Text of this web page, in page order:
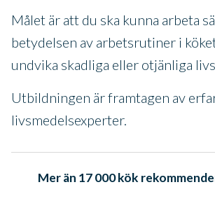
Målet är att du ska kunna arbeta
betydelsen av arbetsrutiner i
undvika skadliga eller otjänliga
Utbildningen är framtagen av
livsmedelsexperter.
Mer än 17 000 kök